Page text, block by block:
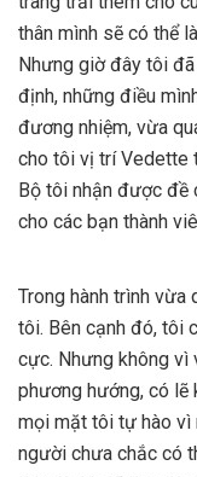
thân mình sẽ có thể
Nhưng giờ đây tôi
định, những điều
đương nhiệm, vừa
cho tôi vị trí Vedette
Bộ tôi nhận được
cho các bạn thành
Trong hành trình vừa
tôi. Bên cạnh đó, tôi
cực. Nhưng không vì
phương hướng, có lẽ
mọi mặt tôi tự hào vì
người chưa chắc có